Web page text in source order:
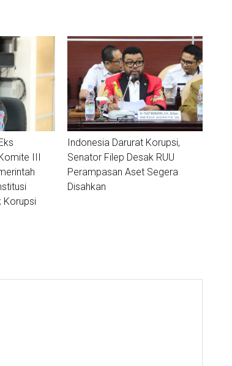
III
Korupsi
Indonesia Darurat Korupsi,
Senator Filep Desak RUU
Perampasan Aset Segera
Disahkan